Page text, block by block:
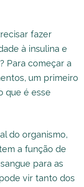
fazer
à insulina e
Para começar a
um primeiro
que é esse
do organismo,
a função de
para as
vir tanto dos